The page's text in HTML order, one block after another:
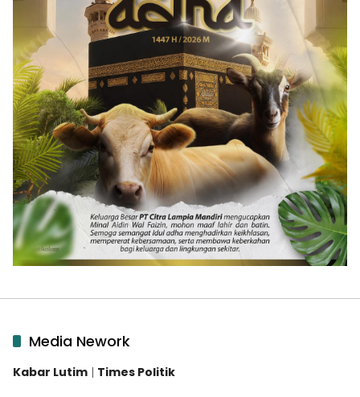
Media Nework
Kabar Lutim | Times Politik